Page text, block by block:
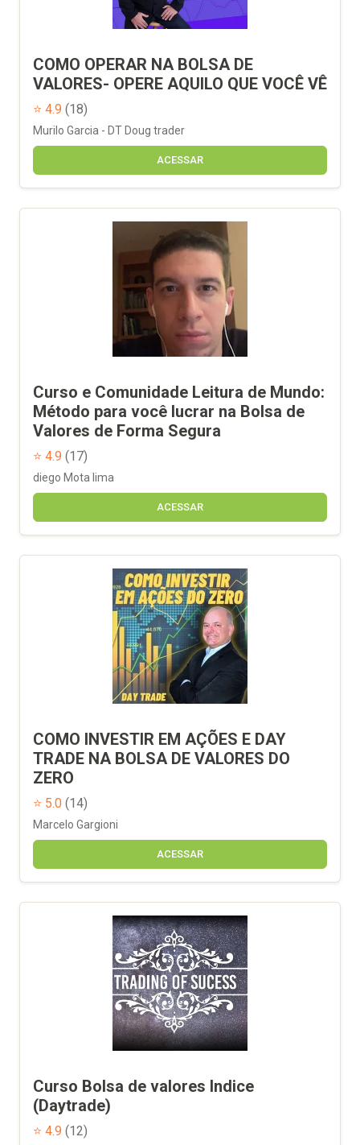
COMO OPERAR NA BOLSA DE
VALORES- OPERE AQUILO QUE VOCÊ VÊ
⭐ 4.9 (18)
Murilo Garcia - DT Doug trader
ACESSAR
Curso e Comunidade Leitura de Mundo:
Método para você lucrar na Bolsa de
Valores de Forma Segura
⭐ 4.9 (17)
diego Mota lima
ACESSAR
COMO INVESTIR EM AÇÕES E DAY
TRADE NA BOLSA DE VALORES DO
ZERO
⭐ 5.0 (14)
Marcelo Gargioni
ACESSAR
Curso Bolsa de valores Indice
(Daytrade)
⭐ 4.9 (12)